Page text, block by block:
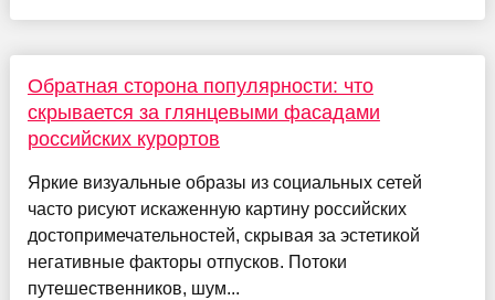
Обратная сторона популярности: что
скрывается за глянцевыми фасадами
российских курортов
Яркие визуальные образы из социальных сетей
часто рисуют искаженную картину российских
достопримечательностей, скрывая за эстетикой
негативные факторы отпусков. Потоки
путешественников, шум...